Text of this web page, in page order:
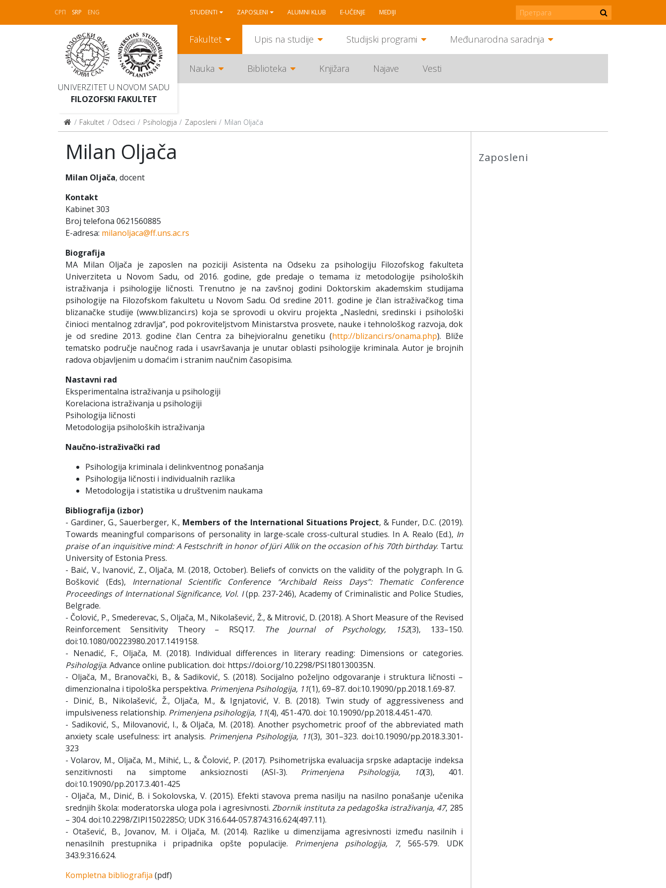
СРП SRP ENG STUDENTI ZAPOSLENI ALUMNI KLUB E-UČENJE MEDIJI
UNIVERZITET U NOVOM SADU
FILOZOFSKI FAKULTET
Fakultet Upis na studije Studijski programi Međunarodna saradnja
Nauka Biblioteka Knjižara Najave Vesti
Fakultet Odseci Psihologija Zaposleni Milan Oljača
Zaposleni
Milan Oljača
Milan Oljača, docent
Kontakt
Kabinet 303
Broj telefona 0621560885
E-adresa: milanoljaca@ff.uns.ac.rs
Biografija
MA Milan Oljača je zaposlen na poziciji Asistenta na Odseku za psihologiju Filozofskog fakulteta
Univerziteta u Novom Sadu, od 2016. godine, gde predaje o temama iz metodologije psiholoških
istraživanja i psihologije ličnosti. Trenutno je na zavšnoj godini Doktorskim akademskim studijama
psihologije na Filozofskom fakultetu u Novom Sadu. Od sredine 2011. godine je član istraživačkog tima
blizanačke studije (www.blizanci.rs) koja se sprovodi u okviru projekta „Nasledni, sredinski i psihološki
činioci mentalnog zdravlja“, pod pokroviteljstvom Ministarstva prosvete, nauke i tehnološkog razvoja, dok
je od sredine 2013. godine član Centra za bihejvioralnu genetiku (http://blizanci.rs/onama.php). Bliže
tematsko područje naučnog rada i usavršavanja je unutar oblasti psihologije kriminala. Autor je brojnih
radova objavljenim u domaćim i stranim naučnim časopisima.
Nastavni rad
Eksperimentalna istraživanja u psihologiji
Korelaciona istraživanja u psihologiji
Psihologija ličnosti
Metodologija psiholoških istraživanja
Naučno-istraživački rad
Psihologija kriminala i delinkventnog ponašanja
Psihologija ličnosti i individualnih razlika
Metodologija i statistika u društvenim naukama
Bibliografija (izbor)
- Gardiner, G., Sauerberger, K., Members of the International Situations Project, & Funder, D.C. (2019).
Towards meaningful comparisons of personality in large-scale cross-cultural studies. In A. Realo (Ed.), In
praise of an inquisitive mind: A Festschrift in honor of Jüri Allik on the occasion of his 70th birthday. Tartu:
University of Estonia Press.
- Baić, V., Ivanović, Z., Oljača, M. (2018, October). Beliefs of convicts on the validity of the polygraph. In G.
Bošković (Eds), International Scientific Conference “Archibald Reiss Days”: Thematic Conference
Proceedings of International Significance, Vol. I(pp. 237-246), Academy of Criminalistic and Police Studies,
Belgrade.
- Čolović, P., Smederevac, S., Oljača, M., Nikolašević, Ž., & Mitrović, D. (2018). A Short Measure of the Revised
Reinforcement Sensitivity Theory – RSQ17.
The Journal of Psychology, 152(3), 133–150.
doi:10.1080/00223980.2017.1419158.
- Nenadić, F., Oljača, M. (2018). Individual differences in literary reading: Dimensions or categories.
Psihologija. Advance online publication. doi: https://doi.org/10.2298/PSI180130035N.
- Oljača, M., Branovački, B., & Sadiković, S. (2018). Socijalno poželjno odgovaranje i struktura ličnosti –
dimenzionalna i tipološka perspektiva. Primenjena Psihologija, 11(1), 69–87. doi:10.19090/pp.2018.1.69-87.
- Dinić, B., Nikolašević, Ž., Oljača, M., & Ignjatović, V. B. (2018). Twin study of aggressiveness and
impulsiveness relationship. Primenjena psihologija, 11(4), 451-470. doi: 10.19090/pp.2018.4.451-470.
- Sadiković, S., Milovanović, I., & Oljača, M. (2018). Another psychometric proof of the abbreviated math
anxiety scale usefulness: irt analysis. Primenjena Psihologija, 11(3), 301–323. doi:10.19090/pp.2018.3.301-
323
- Volarov, M., Oljača, M., Mihić, L., & Čolović, P. (2017). Psihometrijska evaluacija srpske adaptacije indeksa
senzitivnosti na simptome anksioznosti (ASI-3). Primenjena Psihologija, 10(3), 401.
doi:10.19090/pp.2017.3.401-425
- Oljača, M., Dinić, B. i Sokolovska, V. (2015). Efekti stavova prema nasilju na nasilno ponašanje učenika
srednjih škola: moderatorska uloga pola i agresivnosti.Zbornik instituta za pedagoška istraživanja, 47, 285
– 304. doi:10.2298/ZIPI1502285O; UDK 316.644-057.874:316.624(497.11).
- Otašević, B., Jovanov, M. i Oljača, M. (2014). Razlike u dimenzijama agresivnosti između nasilnih i
nenasilnih prestupnika i pripadnika opšte populacije. Primenjena psihologija, 7, 565-579. UDK
343.9:316.624.
Kompletna bibliografija (pdf)